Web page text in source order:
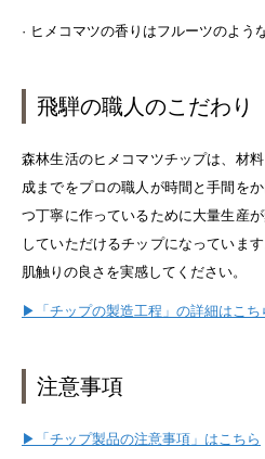
· ヒメコマツの香りはフルーツのよう
飛騨の職人のこだわり
森林生活のヒメコマツチップは、材
成までをプロの職人が時間と手間を
つ丁寧に作っているために大量生産
していただけるチップになっていま
肌触りの良さを実感してください。
▶「チップの製造工程」の詳細はこち
注意事項
▶「チップ製品の注意事項」はこちら